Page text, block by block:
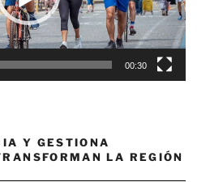
00:30
Y GESTIONA
LA REGIÓN